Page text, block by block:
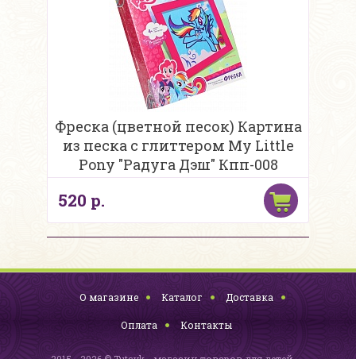
Фреска (цветной песок) Картина
из песка с глиттером My Little
Pony "Радуга Дэш" Кпп-008
520 р.
О магазине Каталог Доставка
Оплата Контакты